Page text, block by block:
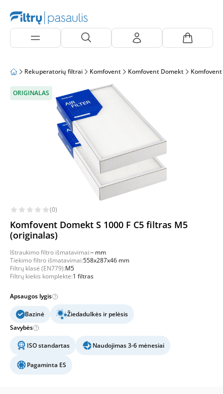
Rekuperatorių filtrai Komfovent Komfovent Domekt
ORIGINALAS
(0)
Komfovent Domekt S 1000 F C5 filtras M5
(originalas)
Ištraukimo filtro išmatavimai:– mm
Tiekimo filtro išmatavimai:558x287x46 mm
Filtrų klasė (EN779):M5
Filtrų kiekis komplekte:1 filtras
Apsaugos lygis
Bazinė
Žiedadulkės ir pelėsis
Savybės
ISO standartas Naudojimas 3-6 mėnesiai
Pagaminta ES